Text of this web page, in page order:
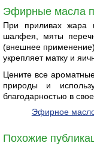
Эфирные масла
При приливах жара
шалфея, мяты
(внешнее
укрепляет матку и
Цените все
природы и
благодарностью в
Эфирное
Похожие